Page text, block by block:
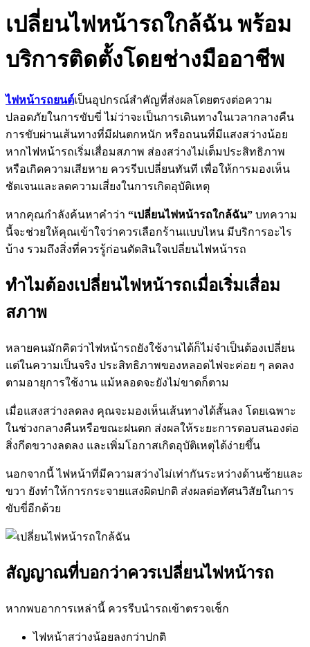
เปลี่ยนไฟหน้ารถใกล้ฉัน พร้อม
บริการติดตั้งโดยช่างมืออาชีพ
ไฟหน้ารถยนต์เป็นอุปกรณ์สำคัญที่ส่งผลโดยตรงต่อความ
ปลอดภัยในการขับขี่ ไม่ว่าจะเป็นการเดินทางในเวลากลางคืน
การขับผ่านเส้นทางที่มีฝนตกหนัก หรือถนนที่มีแสงสว่างน้อย
หากไฟหน้ารถเริ่มเสื่อมสภาพ ส่องสว่างไม่เต็มประสิทธิภาพ
หรือเกิดความเสียหาย ควรรีบเปลี่ยนทันที เพื่อให้การมองเห็น
ชัดเจนและลดความเสี่ยงในการเกิดอุบัติเหตุ
หากคุณกำลังค้นหาคำว่า “เปลี่ยนไฟหน้ารถใกล้ฉัน” บทความ
นี้จะช่วยให้คุณเข้าใจว่าควรเลือกร้านแบบไหน มีบริการอะไร
บ้าง รวมถึงสิ่งที่ควรรู้ก่อนตัดสินใจเปลี่ยนไฟหน้ารถ
ทำไมต้องเปลี่ยนไฟหน้ารถเมื่อเริ่มเสื่อม
สภาพ
หลายคนมักคิดว่าไฟหน้ารถยังใช้งานได้ก็ไม่จำเป็นต้องเปลี่ยน
แต่ในความเป็นจริง ประสิทธิภาพของหลอดไฟจะค่อย ๆ ลดลง
ตามอายุการใช้งาน แม้หลอดจะยังไม่ขาดก็ตาม
เมื่อแสงสว่างลดลง คุณจะมองเห็นเส้นทางได้สั้นลง โดยเฉพาะ
ในช่วงกลางคืนหรือขณะฝนตก ส่งผลให้ระยะการตอบสนองต่อ
สิ่งกีดขวางลดลง และเพิ่มโอกาสเกิดอุบัติเหตุได้ง่ายขึ้น
นอกจากนี้ ไฟหน้าที่มีความสว่างไม่เท่ากันระหว่างด้านซ้ายและ
ขวา ยังทำให้การกระจายแสงผิดปกติ ส่งผลต่อทัศนวิสัยในการ
ขับขี่อีกด้วย
สัญญาณที่บอกว่าควรเปลี่ยนไฟหน้ารถ
หากพบอาการเหล่านี้ ควรรีบนำรถเข้าตรวจเช็ก
ไฟหน้าสว่างน้อยลงกว่าปกติ